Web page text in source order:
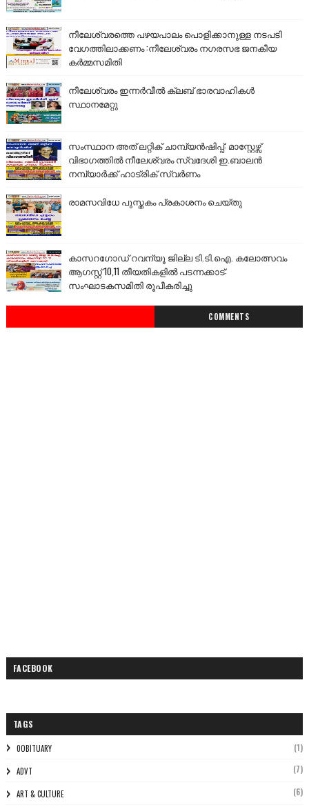
നീലേശ്വരത്തെ പഴയപാലം പൊളിക്കാനുള്ള നടപടി
വേഗത്തിലാക്കണം :നീലേശ്വരം നഗരസഭ ജനകീയ
കർമ്മസമിതി
നീലേശ്വരം ഇന്നർവീൽ ക്ലബ് ഭാരവാഹികൾ
സ്ഥാനമേറ്റു
സംസ്ഥാന അത് ലറ്റിക് ചാമ്പ്യൻഷിപ്പ്: മാസ്റ്റേഴ്സ്
വിഭാഗത്തിൽ നീലേശ്വരം സ്വദേശി ഇ.ബാലൻ
നമ്പ്യാർക്ക് ഹാട്രിക് സ്വർണം
രാമസവിധേ പുസ്തകം പ്രകാശനം ചെയ്തു
കാസറഗോഡ് റവന്യൂ ജില്ല ടി.ടി.ഐ. കലോത്സവം
ആഗസ്റ്റ് 10,11 തീയതികളിൽ പടന്നക്കാട്:
സംഘാടകസമിതി രൂപീകരിച്ചു
COMMENTS
FACEBOOK
TAGS
0OBITUARY (1)
ADVT (7)
ART & CULTURE (6)